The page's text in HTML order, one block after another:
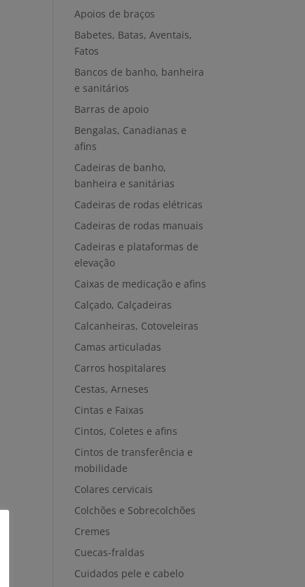
Apoios de braços
Babetes, Batas, Aventais,
Fatos
Bancos de banho, banheira
e sanitários
Barras de apoio
Bengalas, Canadianas e
afins
Cadeiras de banho,
banheira e sanitárias
Cadeiras de rodas elétricas
Cadeiras de rodas manuais
Cadeiras e plataformas de
elevação
Caixas de medicação e afins
Calçado, Calçadeiras
Calcanheiras, Cotoveleiras
Camas articuladas
Carros hospitalares
Cestas, Arneses
Cintas e Faixas
Cintos, Coletes e afins
Cintos de transferência e
mobilidade
Colares cervicais
Colchões e Sobrecolchões
Cremes
Cuecas-fraldas
Cuidados pele e cabelo